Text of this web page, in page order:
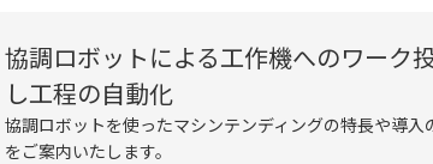
協調ロボットによる工作機へのワーク
し工程の自動化
協調ロボットを使ったマシンテンディングの特長や導入
をご案内いたします。